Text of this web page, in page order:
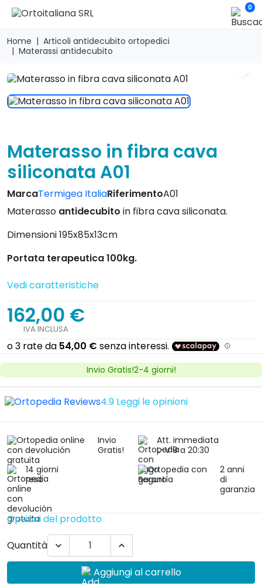
0
Home
Articoli antidecubito ortopedici
Materassi antidecubito
Materasso in fibra cava
siliconata A01
MarcaTermigea ItaliaRiferimentoA01
Materasso antidecubito in fibra cava siliconata.
Dimensioni 195x85x13cm
Portata terapeutica 100kg.
Vedi caratteristiche
162,00 €
IVA INCLUSA
Invio Gratis!2-4 giorni!
4.9 Leggi le opinioni
Invio
Gratis!
Att. immediata
L-V 9 a 20:30
14 giorni
reso
2 anni
di
garanzia
Opzioni del prodotto
Quantità
 
Aggiungi al carrello